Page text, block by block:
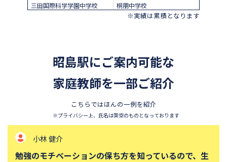
三田国際科学学園中学校
桐朋中学校
頌栄女子学院中学校
東京都立桜修館中等教育学校
品川女子学院中等部
千代田区立九段中等教育学校
國學院大學久我山中学校
山脇学園中学校
淑徳中学校
昭和女子大学附属昭和中学校
帝京大学中学校
※実績は累積となります
昭島駅にご案内可能な
家庭教師を一部ご紹介
こちらではほんの一例を紹介
※プライバシー上、氏名は架空のものとなっております
小林 健介
勉強のモチベーションの保ち方を知っているので、生